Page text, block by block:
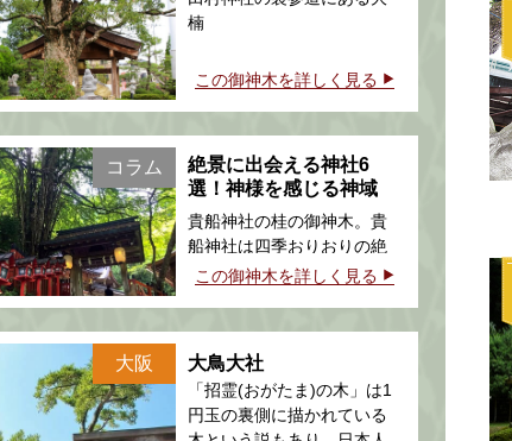
楠
この御神木を詳しく見る
コラム
絶景に出会える神社6
選！神様を感じる神域
特集【後半】
貴船神社の桂の御神木。貴
船神社は四季おりおりの絶
景が見られる神社だ。
この御神木を詳しく見る
大阪 大鳥大社
「招霊(おがたま)の木」は1
円玉の裏側に描かれている